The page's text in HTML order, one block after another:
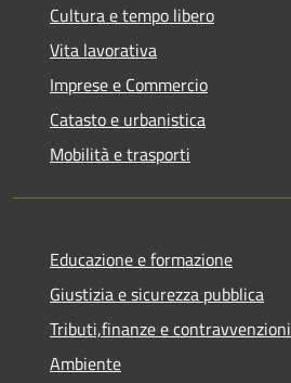
Cultura e tempo libero
Vita lavorativa
Imprese e Commercio
Catasto e urbanistica
Mobilità e trasporti
Educazione e formazione
Giustizia e sicurezza pubblica
Tributi,finanze e contravvenzioni
Ambiente